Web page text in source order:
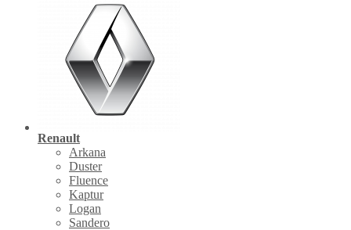
Renault
Arkana
Duster
Fluence
Kaptur
Logan
Sandero